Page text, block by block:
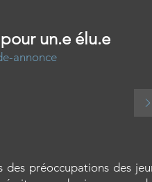
un.e élu.e
annonce
préoccupations des